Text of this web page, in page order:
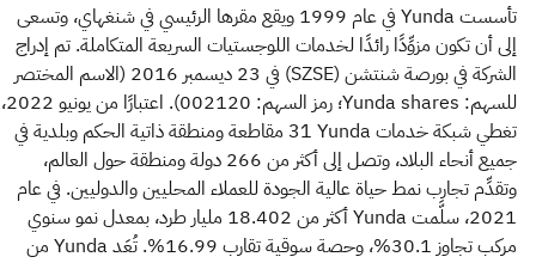
تأسست Yunda في عام 1999 ويقع مقرها الرئيسي في شنغهاي، وتسعى
إلى أن تكون مزوِّدًا رائدًا لخدمات اللوجستيات السريعة المتكاملة. تم إدراج
الشركة في بورصة شنتشن (SZSE) في 23 ديسمبر 2016 (الاسم المختصر
للسهم: Yunda shares؛ رمز السهم: 002120). اعتبارًا من يونيو 2022،
تغطي شبكة خدمات Yunda ‏31 مقاطعة ومنطقة ذاتية الحكم وبلدية في
جميع أنحاء البلاد، وتصل إلى أكثر من 266 دولة ومنطقة حول العالم،
وتقدِّم تجارب نمط حياة عالية الجودة للعملاء المحليين والدوليين. في عام
2021، سلَّمت Yunda أكثر من 18.402 مليار طرد، بمعدل نمو سنوي
مركب تجاوز 30.1%، وحصة سوقية تقارب 16.99%. تُعَد Yunda من